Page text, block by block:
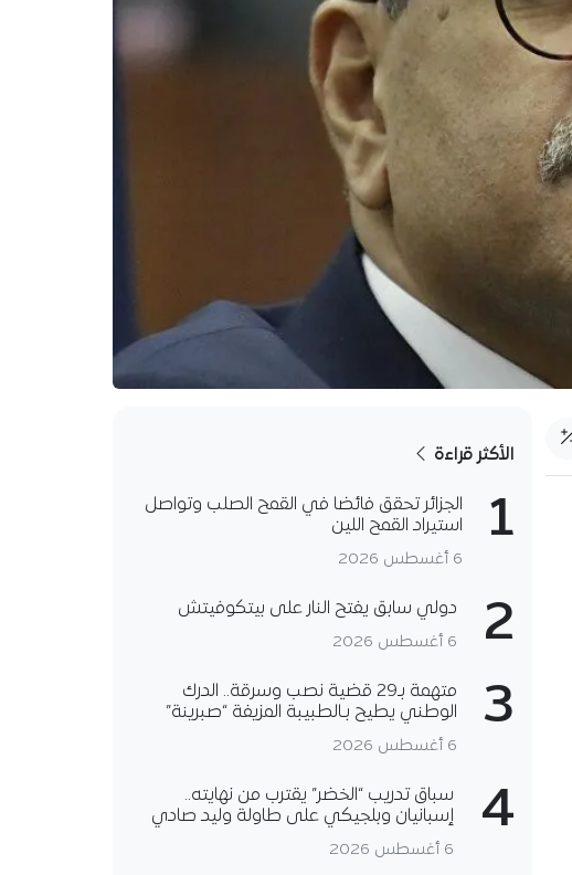
الأكثر قراءة
1
الجزائر تحقق فائضا في القمح الصلب وتواصل
استيراد القمح اللين
6 أغسطس 2026
2 دولي سابق يفتح النار على بيتكوفيتش
6 أغسطس 2026
3
متهمة بـ29 قضية نصب وسرقة.. الدرك
الوطني يطيح بـالطبيبة المزيفة “صبرينة”
6 أغسطس 2026
4
سباق تدريب “الخضر” يقترب من نهايته..
إسبانيان وبلجيكي على طاولة وليد صادي
6 أغسطس 2026